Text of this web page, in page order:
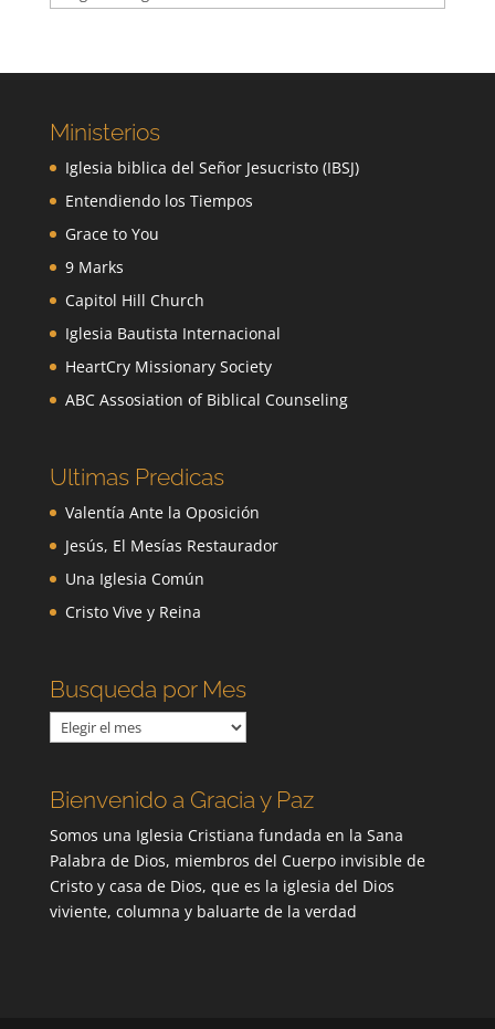
Ministerios
Iglesia biblica del Señor Jesucristo (IBSJ)
Entendiendo los Tiempos
Grace to You
9 Marks
Capitol Hill Church
Iglesia Bautista Internacional
HeartCry Missionary Society
ABC Assosiation of Biblical Counseling
Ultimas Predicas
Valentía Ante la Oposición
Jesús, El Mesías Restaurador
Una Iglesia Común
Cristo Vive y Reina
Busqueda por Mes
Busqueda
por
Bienvenido a Gracia y Paz
Somos una Iglesia Cristiana fundada en la Sana
Palabra de Dios, miembros del Cuerpo invisible de
Cristo y casa de Dios, que es la iglesia del Dios
viviente, columna y baluarte de la verdad